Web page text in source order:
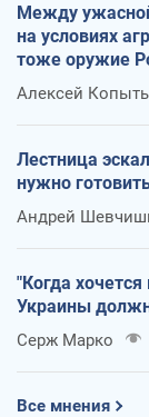
Между
на условиях
тоже оружие
Алексей
Лестница
нужно
Андрей
"Когда
Украины
Серж Марко
Все мнения